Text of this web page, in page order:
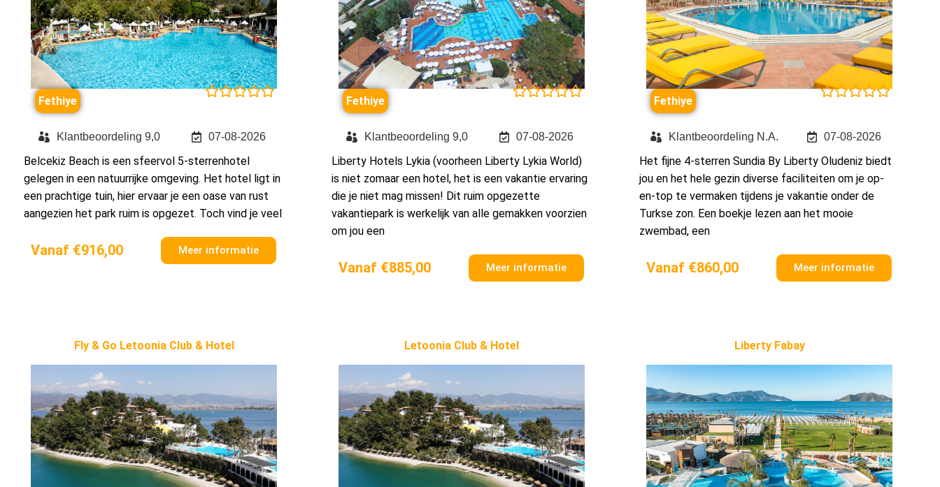

Fethiye
Klantbeoordeling 9,0 07-08-2026
Belcekiz Beach is een sfeervol 5-sterrenhotel
gelegen in een natuurrijke omgeving. Het hotel ligt in
een prachtige tuin, hier ervaar je een oase van rust
aangezien het park ruim is opgezet. Toch vind je veel
Vanaf €916,00 Meer informatie

Fethiye
Klantbeoordeling 9,0 07-08-2026
Liberty Hotels Lykia (voorheen Liberty Lykia World)
is niet zomaar een hotel, het is een vakantie ervaring
die je niet mag missen! Dit ruim opgezette
vakantiepark is werkelijk van alle gemakken voorzien
om jou een
Vanaf €885,00 Meer informatie

Fethiye
Klantbeoordeling N.A. 07-08-2026
Het fijne 4-sterren Sundia By Liberty Oludeniz biedt
jou en het hele gezin diverse faciliteiten om je op-
en-top te vermaken tijdens je vakantie onder de
Turkse zon. Een boekje lezen aan het mooie
zwembad, een
Vanaf €860,00 Meer informatie
Fly & Go Letoonia Club & Hotel Letoonia Club & Hotel Liberty Fabay